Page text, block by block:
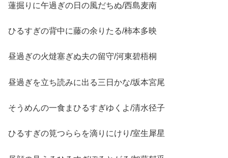
蓮掘りに午過ぎの日の風だちぬ/西島麦南
ひるすぎの背中に藤の余りたる/柿本多映
昼過ぎの火燵塞ぎぬ夫の留守/河東碧梧桐
昼過ぎを立ち読みに出る三日かな/坂本宮尾
そうめんの一食まひるすぎゆくよ/清水径子
ひるすぎの筧つららを滴りにけり/室生犀星